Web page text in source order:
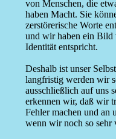
von Menschen, die
haben Macht. Sie
zerstörerische Worte
und wir haben ein Bild
Identität entspricht.
Deshalb ist unser
langfristig werden wir
ausschließlich auf uns
erkennen wir, daß wir
Fehler machen und an
wenn wir noch so sehr